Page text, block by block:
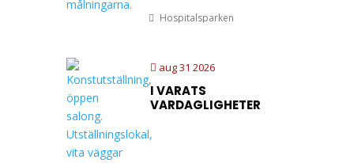
Hospitalsparken
aug 31 2026
I VARATS
VARDAGLIGHETER